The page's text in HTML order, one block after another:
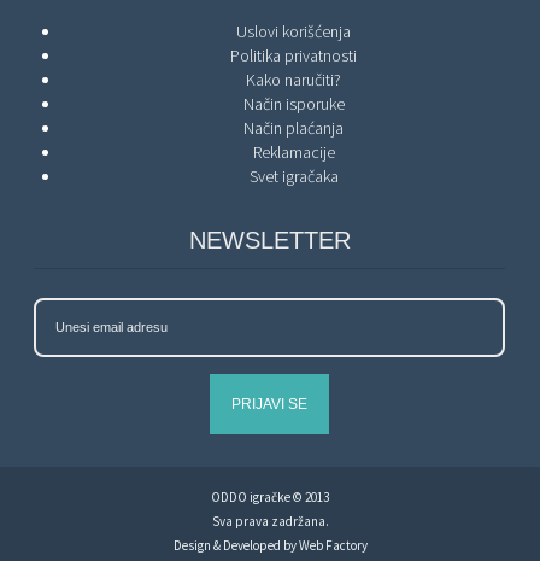
Uslovi korišćenja
Politika privatnosti
Kako naručiti?
Način isporuke
Način plaćanja
Reklamacije
Svet igračaka
NEWSLETTER
PRIJAVI SE
ODDO igračke © 2013
Sva prava zadržana.
Design & Developed byWeb Factory